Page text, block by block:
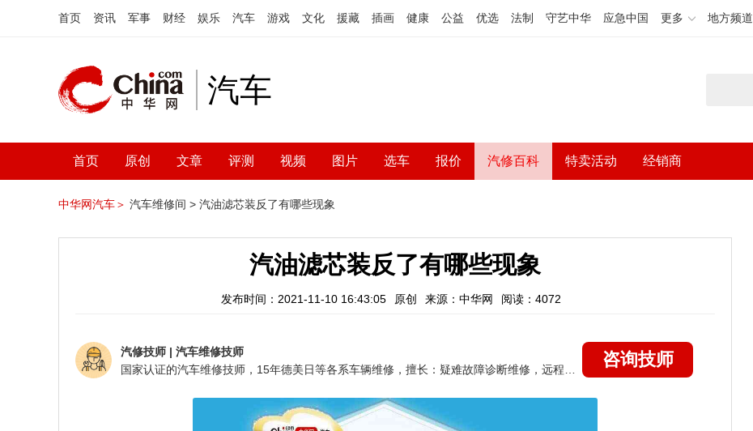
首页 资讯 军事 财经 娱乐 汽车 游戏 文化 援藏 插画 健康 公益 优选 法制 守艺中华 应急中国 更多 地方频道
汽车
首页 原创 文章 评测 视频 图片 选车 报价 汽修百科 特卖活动 经销商
中华网汽车＞ 汽车维修间 > 汽油滤芯装反了有哪些现象
汽油滤芯装反了有哪些现象
发布时间：2021-11-10 16:43:05 原创 来源：中华网 阅读：4072
汽修技师 | 汽车维修技师
咨询技师